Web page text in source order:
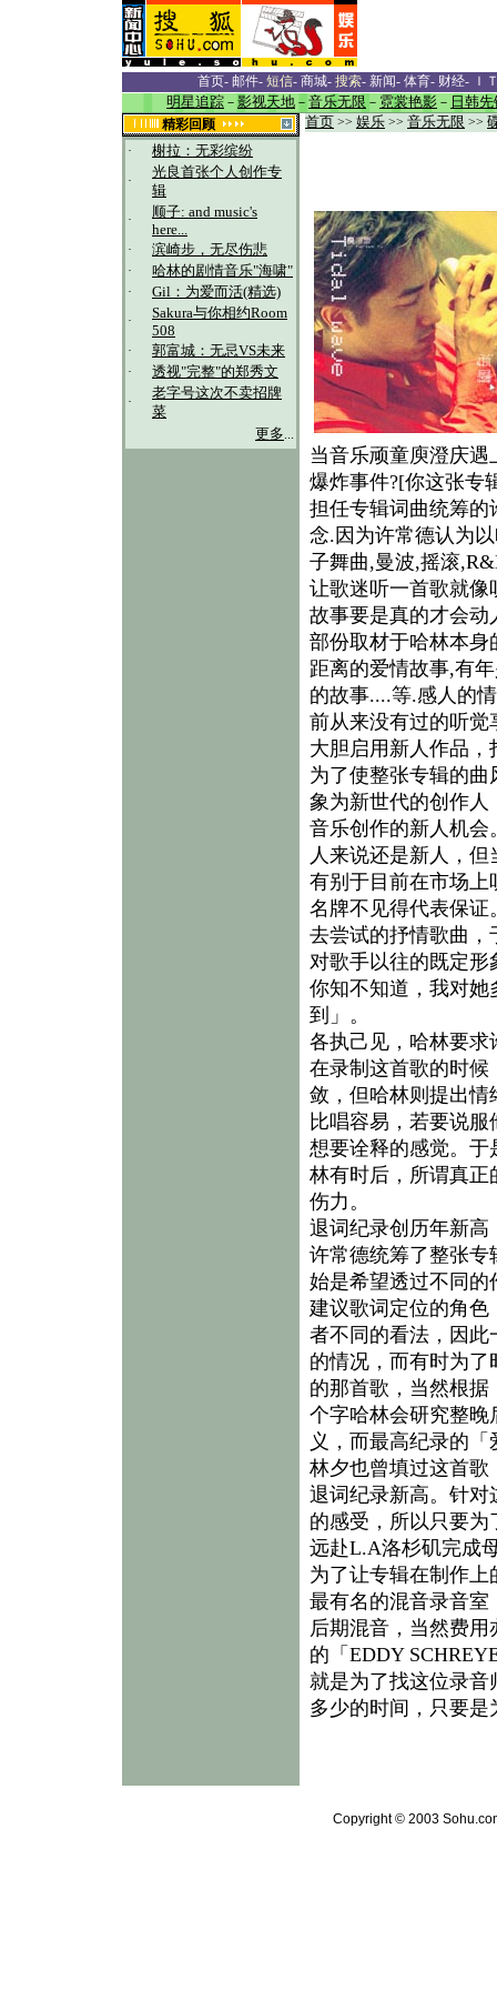
首页- 邮件- 短信- 商城- 搜索- 新闻- 体育- 财经- Ｉ
明星追踪 － 影视天地 － 音乐无限 － 霓裳艳影 － 日韩先
精彩回顾
·
榭拉：无彩缤纷
·
光良首张个人创作专
辑
·
顺子: and music's
here...
·
滨崎步，无尽伤悲
·
哈林的剧情音乐"海啸"
·
Gil：为爱而活(精选)
·
Sakura与你相约Room
508
·
郭富城：无忌VS未来
·
透视"完整"的郑秀文
·
老字号这次不卖招牌
菜
更多...
首页 >> 娱乐 >> 音乐无限 >>
当音乐顽童庾澄庆
爆炸事件?[你这张专
担任专辑词曲统筹
念.因为许常德认为
子舞曲,曼波,摇滚
让歌迷听一首歌就
故事要是真的才会
部份取材于哈林本身
距离的爱情故事,有
的故事....等.感人的
前从来没有过的听觉
大胆启用新人作品，
为了使整张专辑的
象为新世代的创作
音乐创作的新人机
人来说还是新人，
有别于目前在市场
名牌不见得代表保
去尝试的抒情歌曲
对歌手以往的既定
你知不知道，我对
到」。
各执己见，哈林要求
在录制这首歌的时
敛，但哈林则提出
比唱容易，若要说
想要诠释的感觉。于
林有时后，所谓真
伤力。
退词纪录创历年新
许常德统筹了整张
始是希望透过不同
建议歌词定位的角
者不同的看法，因
的情况，而有时为
的那首歌，当然根
个字哈林会研究整
义，而最高纪录的
林夕也曾填过这首歌
退词纪录新高。针
的感受，所以只要
远赴L.A洛杉矶完成
为了让专辑在制作
最有名的混音录音室
后期混音，当然费
的「EDDY
就是为了找这位录
多少的时间，只要
Copyright © 2003